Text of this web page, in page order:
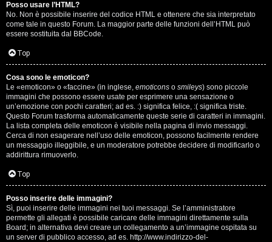
Posso usare l’HTML?
No. Non è possibile inserire del codice HTML e ottenere che sia interpretato
come tale in questo Forum. La maggior parte delle funzioni dell’HTML può
essere sostituita dal BBCode.
Top
Cosa sono le emoticon?
Le «emoticon» o «faccine» (in inglese, emoticons o smileys) sono piccole
immagini che possono essere usate per esprimere una sensazione o
un’emozione con pochi caratteri; ad es. :) significa felice, :( significa triste.
Questo Forum trasforma automaticamente queste serie di caratteri in immagini.
La lista completa delle emoticon è visibile nella pagina di invio messaggi.
Cerca di non esagerare nell’uso delle emoticon, possono facilmente rendere
un messaggio illeggibile, e un moderatore potrebbe decidere di modificarlo o
addirittura rimuoverlo.
Top
Posso inserire delle immagini?
Sì, puoi inserire delle immagini nei tuoi messaggi. Se l’amministratore
permette gli allegati è possibile caricare delle immagini direttamente sulla
Board; in alternativa devi creare un collegamento a un’immagine ospitata su
un server di pubblico accesso, ad es. http://www.indirizzo-del-
R
i
f
l
e
s
s
i
o
n
i